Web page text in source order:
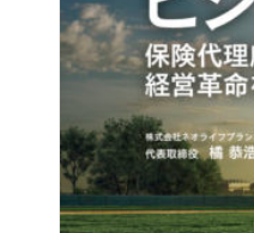
茨城県 / 30代 / 男性
とてもすばらしい内容で
信念を感じました。ありが
松戸市 / 30代 / 女性